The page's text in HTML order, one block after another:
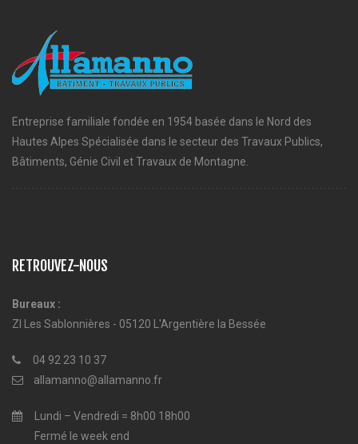
Entreprise familiale fondée en 1954 basée dans le Nord des
Hautes Alpes Spécialisée dans le secteur des Travaux Publics,
Bâtiments, Génie Civil et Travaux de Montagne.
RETROUVEZ-NOUS
Bureaux :
ZI Les Sablonnières - 05120 L'Argentière la Bessée
04 92 23 10 37
allamanno@allamanno.fr
Lundi – Vendredi = 8h00 18h00
Fermé le week end